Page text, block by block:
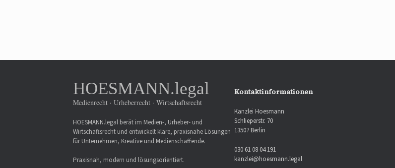
HOESMANN.legal
Medienrecht · Urheberrecht · Wirtschaftsrecht
HOESMANN.legal berät im Medien-, Urheber- und
Wirtschaftsrecht und entwickelt klare, praxisnahe Lösungen
für Unternehmen, Kreative und Medienschaffende.
Praxisnah, modern und lösungsorientiert.
Kontaktinformationen
Kanzlei Hoesmann
Schlieperstr. 70
13507 Berlin
030 61 08 04 191
kanzlei@hoesmann.legal